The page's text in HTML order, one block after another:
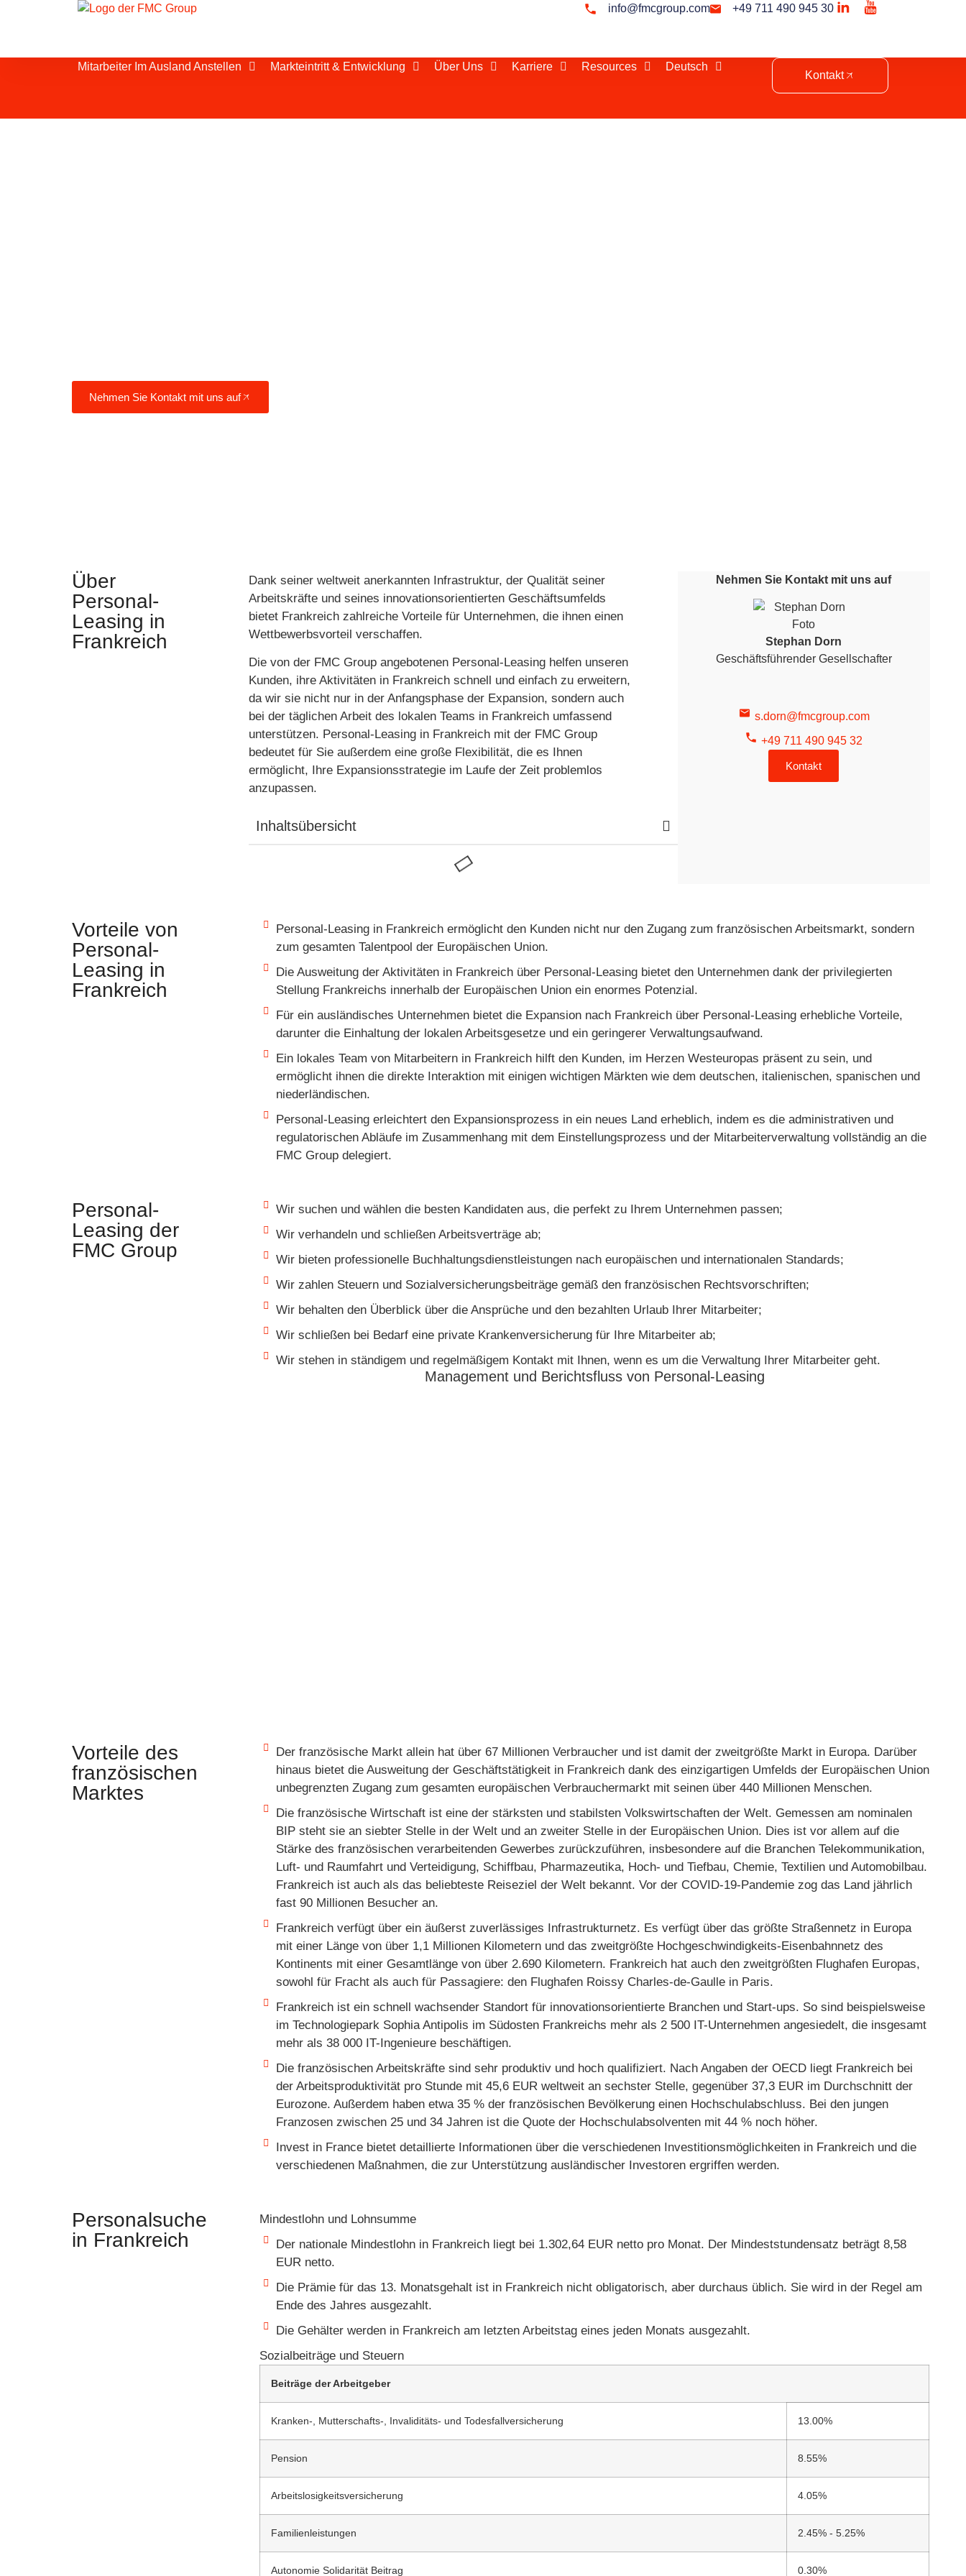
info@fmcgroup.com +49 711 490 945 30
Mitarbeiter Im Ausland Anstellen Markteintritt & Entwicklung Über Uns Karriere Resources Deutsch
Kontakt
Nehmen Sie Kontakt mit uns auf
Über
Personal-
Leasing in
Frankreich
Dank seiner weltweit anerkannten Infrastruktur, der Qualität seiner
Arbeitskräfte und seines innovationsorientierten Geschäftsumfelds
bietet Frankreich zahlreiche Vorteile für Unternehmen, die ihnen einen
Wettbewerbsvorteil verschaffen.
Die von der FMC Group angebotenen Personal-Leasing helfen unseren
Kunden, ihre Aktivitäten in Frankreich schnell und einfach zu erweitern,
da wir sie nicht nur in der Anfangsphase der Expansion, sondern auch
bei der täglichen Arbeit des lokalen Teams in Frankreich umfassend
unterstützen. Personal-Leasing in Frankreich mit der FMC Group
bedeutet für Sie außerdem eine große Flexibilität, die es Ihnen
ermöglicht, Ihre Expansionsstrategie im Laufe der Zeit problemlos
anzupassen.
Inhaltsübersicht
Nehmen Sie Kontakt mit uns auf
Stephan Dorn
Geschäftsführender Gesellschafter
s.dorn@fmcgroup.com
+49 711 490 945 32
Kontakt
Vorteile von
Personal-
Leasing in
Frankreich
Personal-Leasing in Frankreich ermöglicht den Kunden nicht nur den Zugang zum französischen Arbeitsmarkt, sondern
zum gesamten Talentpool der Europäischen Union.
Die Ausweitung der Aktivitäten in Frankreich über Personal-Leasing bietet den Unternehmen dank der privilegierten
Stellung Frankreichs innerhalb der Europäischen Union ein enormes Potenzial.
Für ein ausländisches Unternehmen bietet die Expansion nach Frankreich über Personal-Leasing erhebliche Vorteile,
darunter die Einhaltung der lokalen Arbeitsgesetze und ein geringerer Verwaltungsaufwand.
Ein lokales Team von Mitarbeitern in Frankreich hilft den Kunden, im Herzen Westeuropas präsent zu sein, und
ermöglicht ihnen die direkte Interaktion mit einigen wichtigen Märkten wie dem deutschen, italienischen, spanischen und
niederländischen.
Personal-Leasing erleichtert den Expansionsprozess in ein neues Land erheblich, indem es die administrativen und
regulatorischen Abläufe im Zusammenhang mit dem Einstellungsprozess und der Mitarbeiterverwaltung vollständig an die
FMC Group delegiert.
Personal-
Leasing der
FMC Group
Wir suchen und wählen die besten Kandidaten aus, die perfekt zu Ihrem Unternehmen passen;
Wir verhandeln und schließen Arbeitsverträge ab;
Wir bieten professionelle Buchhaltungsdienstleistungen nach europäischen und internationalen Standards;
Wir zahlen Steuern und Sozialversicherungsbeiträge gemäß den französischen Rechtsvorschriften;
Wir behalten den Überblick über die Ansprüche und den bezahlten Urlaub Ihrer Mitarbeiter;
Wir schließen bei Bedarf eine private Krankenversicherung für Ihre Mitarbeiter ab;
Wir stehen in ständigem und regelmäßigem Kontakt mit Ihnen, wenn es um die Verwaltung Ihrer Mitarbeiter geht.
Management und Berichtsfluss von Personal-Leasing
Vorteile des
französischen
Marktes
Der französische Markt allein hat über 67 Millionen Verbraucher und ist damit der zweitgrößte Markt in Europa. Darüber
hinaus bietet die Ausweitung der Geschäftstätigkeit in Frankreich dank des einzigartigen Umfelds der Europäischen Union
unbegrenzten Zugang zum gesamten europäischen Verbrauchermarkt mit seinen über 440 Millionen Menschen.
Die französische Wirtschaft ist eine der stärksten und stabilsten Volkswirtschaften der Welt. Gemessen am nominalen
BIP steht sie an siebter Stelle in der Welt und an zweiter Stelle in der Europäischen Union. Dies ist vor allem auf die
Stärke des französischen verarbeitenden Gewerbes zurückzuführen, insbesondere auf die Branchen Telekommunikation,
Luft- und Raumfahrt und Verteidigung, Schiffbau, Pharmazeutika, Hoch- und Tiefbau, Chemie, Textilien und Automobilbau.
Frankreich ist auch als das beliebteste Reiseziel der Welt bekannt. Vor der COVID-19-Pandemie zog das Land jährlich
fast 90 Millionen Besucher an.
Frankreich verfügt über ein äußerst zuverlässiges Infrastrukturnetz. Es verfügt über das größte Straßennetz in Europa
mit einer Länge von über 1,1 Millionen Kilometern und das zweitgrößte Hochgeschwindigkeits-Eisenbahnnetz des
Kontinents mit einer Gesamtlänge von über 2.690 Kilometern. Frankreich hat auch den zweitgrößten Flughafen Europas,
sowohl für Fracht als auch für Passagiere: den Flughafen Roissy Charles-de-Gaulle in Paris.
Frankreich ist ein schnell wachsender Standort für innovationsorientierte Branchen und Start-ups. So sind beispielsweise
im Technologiepark Sophia Antipolis im Südosten Frankreichs mehr als 2 500 IT-Unternehmen angesiedelt, die insgesamt
mehr als 38 000 IT-Ingenieure beschäftigen.
Die französischen Arbeitskräfte sind sehr produktiv und hoch qualifiziert. Nach Angaben der OECD liegt Frankreich bei
der Arbeitsproduktivität pro Stunde mit 45,6 EUR weltweit an sechster Stelle, gegenüber 37,3 EUR im Durchschnitt der
Eurozone. Außerdem haben etwa 35 % der französischen Bevölkerung einen Hochschulabschluss. Bei den jungen
Franzosen zwischen 25 und 34 Jahren ist die Quote der Hochschulabsolventen mit 44 % noch höher.
Invest in France bietet detaillierte Informationen über die verschiedenen Investitionsmöglichkeiten in Frankreich und die
verschiedenen Maßnahmen, die zur Unterstützung ausländischer Investoren ergriffen werden.
Personalsuche
in Frankreich
Mindestlohn und Lohnsumme
Der nationale Mindestlohn in Frankreich liegt bei 1.302,64 EUR netto pro Monat. Der Mindeststundensatz beträgt 8,58
EUR netto.
Die Prämie für das 13. Monatsgehalt ist in Frankreich nicht obligatorisch, aber durchaus üblich. Sie wird in der Regel am
Ende des Jahres ausgezahlt.
Die Gehälter werden in Frankreich am letzten Arbeitstag eines jeden Monats ausgezahlt.
Sozialbeiträge und Steuern
Beiträge der Arbeitgeber
Kranken-, Mutterschafts-, Invaliditäts- und Todesfallversicherung 13.00%
Pension 8.55%
Arbeitslosigkeitsversicherung 4.05%
Familienleistungen 2.45% - 5.25%
Autonomie Solidarität Beitrag 0.30%